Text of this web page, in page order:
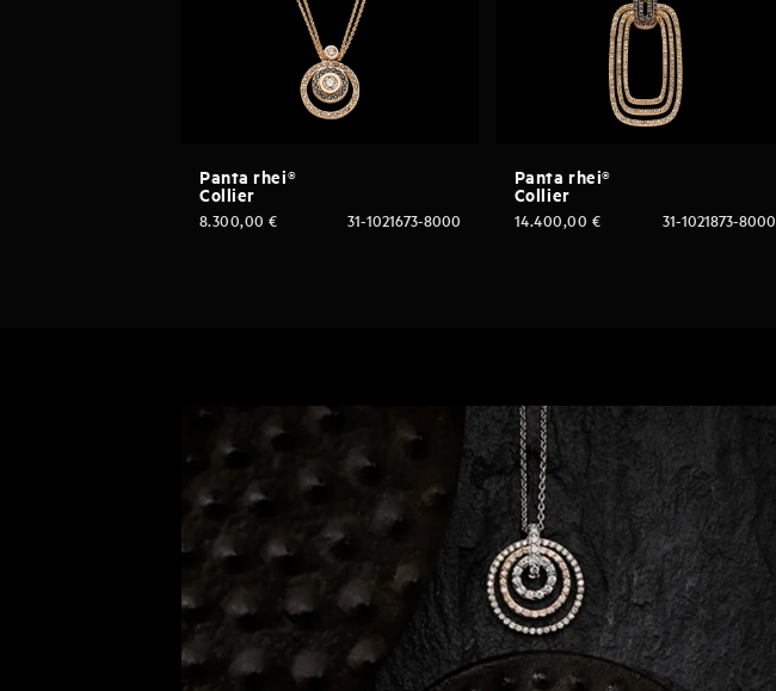
Panta rhei®
Collier
31-1021673-8000
8.300,00€
Panta rhei®
Collier
31-1021873-8000
14.400,00 €